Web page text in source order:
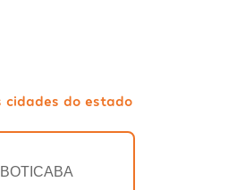
cidades do estado